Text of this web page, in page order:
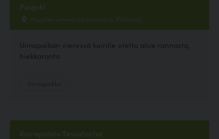
Puujoki
Puujoen uimaranta,Hausjärvi, Riihimäki
Uimapaikan vieressä koirille otettu alue rannasta,
hiekkaranta
Koirapuisto Tessutarha